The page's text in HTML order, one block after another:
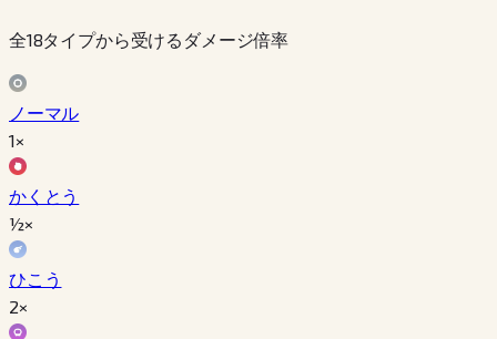
全18タイプから受けるダメージ倍率
ノーマル
1×
かくとう
½×
ひこう
2×